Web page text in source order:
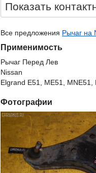
Показать
Все предложения Рычаг на
Применимость
Рычаг Перед Лев
Nissan
Elgrand E51, ME51, MNE51,
Фотографии